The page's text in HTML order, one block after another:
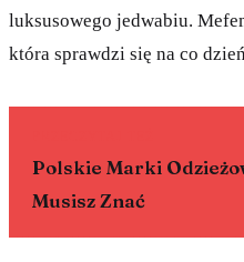
luksusowego jedwabiu.
która sprawdzi się na co
Polskie Marki
Musisz Znać